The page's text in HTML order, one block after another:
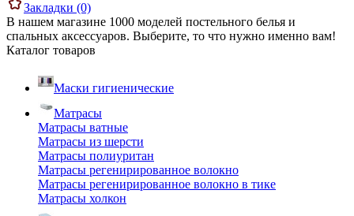
Закладки (0)
В нашем магазине 1000 моделей постельного белья и
спальных аксессуаров. Выберите, то что нужно именно вам!
Каталог товаров
Маски гигиенические
Матрасы
Матрасы ватные
Матрасы из шерсти
Матрасы полиуритан
Матрасы регенирированное волокно
Матрасы регенирированное волокно в тике
Матрасы холкон